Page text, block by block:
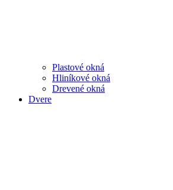
Plastové okná
Hliníkové okná
Drevené okná
Dvere